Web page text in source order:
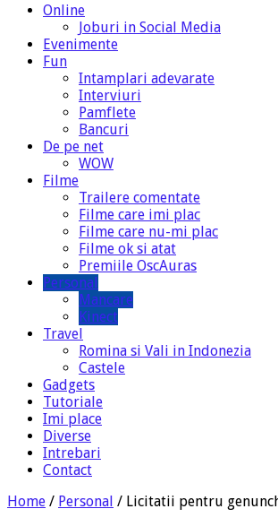
Online
Joburi in Social Media
Evenimente
Fun
Intamplari adevarate
Interviuri
Pamflete
Bancuri
De pe net
WOW
Filme
Trailere comentate
Filme care imi plac
Filme care nu-mi plac
Filme ok si atat
Premiile OscAuras
Personal
Mancare
Kinect
Travel
Romina si Vali in Indonezia
Castele
Gadgets
Tutoriale
Imi place
Diverse
Intrebari
Contact
Home / Personal / Licitatii pentru